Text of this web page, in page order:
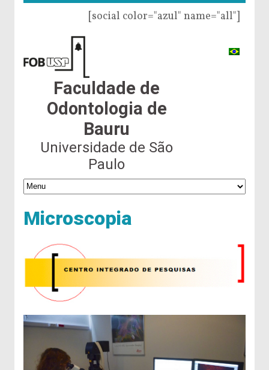
[social color="azul" name="all"]
Faculdade de
Odontologia de
Bauru
Universidade de São
Paulo
Microscopia